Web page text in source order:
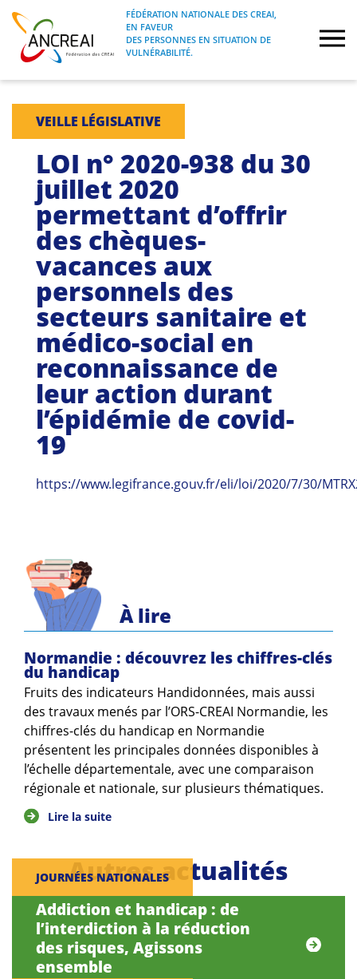
Skip
content
ANCREAI
FÉDÉRATION NATIONALE DES CREAI, EN
FAVEUR DES PERSONNES EN SITUATION
FÉDÉRATION NATIONALE DES CREAI,
EN FAVEUR
DES PERSONNES EN SITUATION DE
VULNÉRABILITÉ.
À propos
Journées nationales
Formations
Projets Fédéraux
Espace emploi
Guides et outils
Actualités
ARSENE
VEILLE LÉGISLATIVE
LOI n° 2020-938 du 30
juillet 2020
permettant d’offrir
des chèques-
vacances aux
personnels des
secteurs sanitaire et
médico-social en
reconnaissance de
leur action durant
l’épidémie de covid-
19
https://www.legifrance.gouv.fr/eli/loi/2020/7/30/
À lire
Normandie : découvrez les chiffres-clés
du handicap
Fruits des indicateurs Handidonnées, mais aussi
des travaux menés par l’ORS-CREAI Normandie, les
chiffres-clés du handicap en Normandie
présentent les principales données disponibles à
l’échelle départementale, avec une comparaison
régionale et nationale, sur plusieurs thématiques.
Lire la suite
Autres actualités
JOURNÉES NATIONALES
Addiction et handicap : de
l’interdiction à la réduction
des risques, Agissons
ensemble